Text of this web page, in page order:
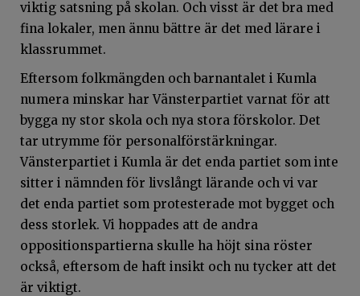
viktig satsning på skolan. Och visst är det bra med
fina lokaler, men ännu bättre är det med lärare i
klassrummet.
Eftersom folkmängden och barnantalet i Kumla
numera minskar har Vänsterpartiet varnat för att
bygga ny stor skola och nya stora förskolor. Det
tar utrymme för personalförstärkningar.
Vänsterpartiet i Kumla är det enda partiet som inte
sitter i nämnden för livslångt lärande och vi var
det enda partiet som protesterade mot bygget och
dess storlek. Vi hoppades att de andra
oppositionspartierna skulle ha höjt sina röster
också, eftersom de haft insikt och nu tycker att det
är viktigt.